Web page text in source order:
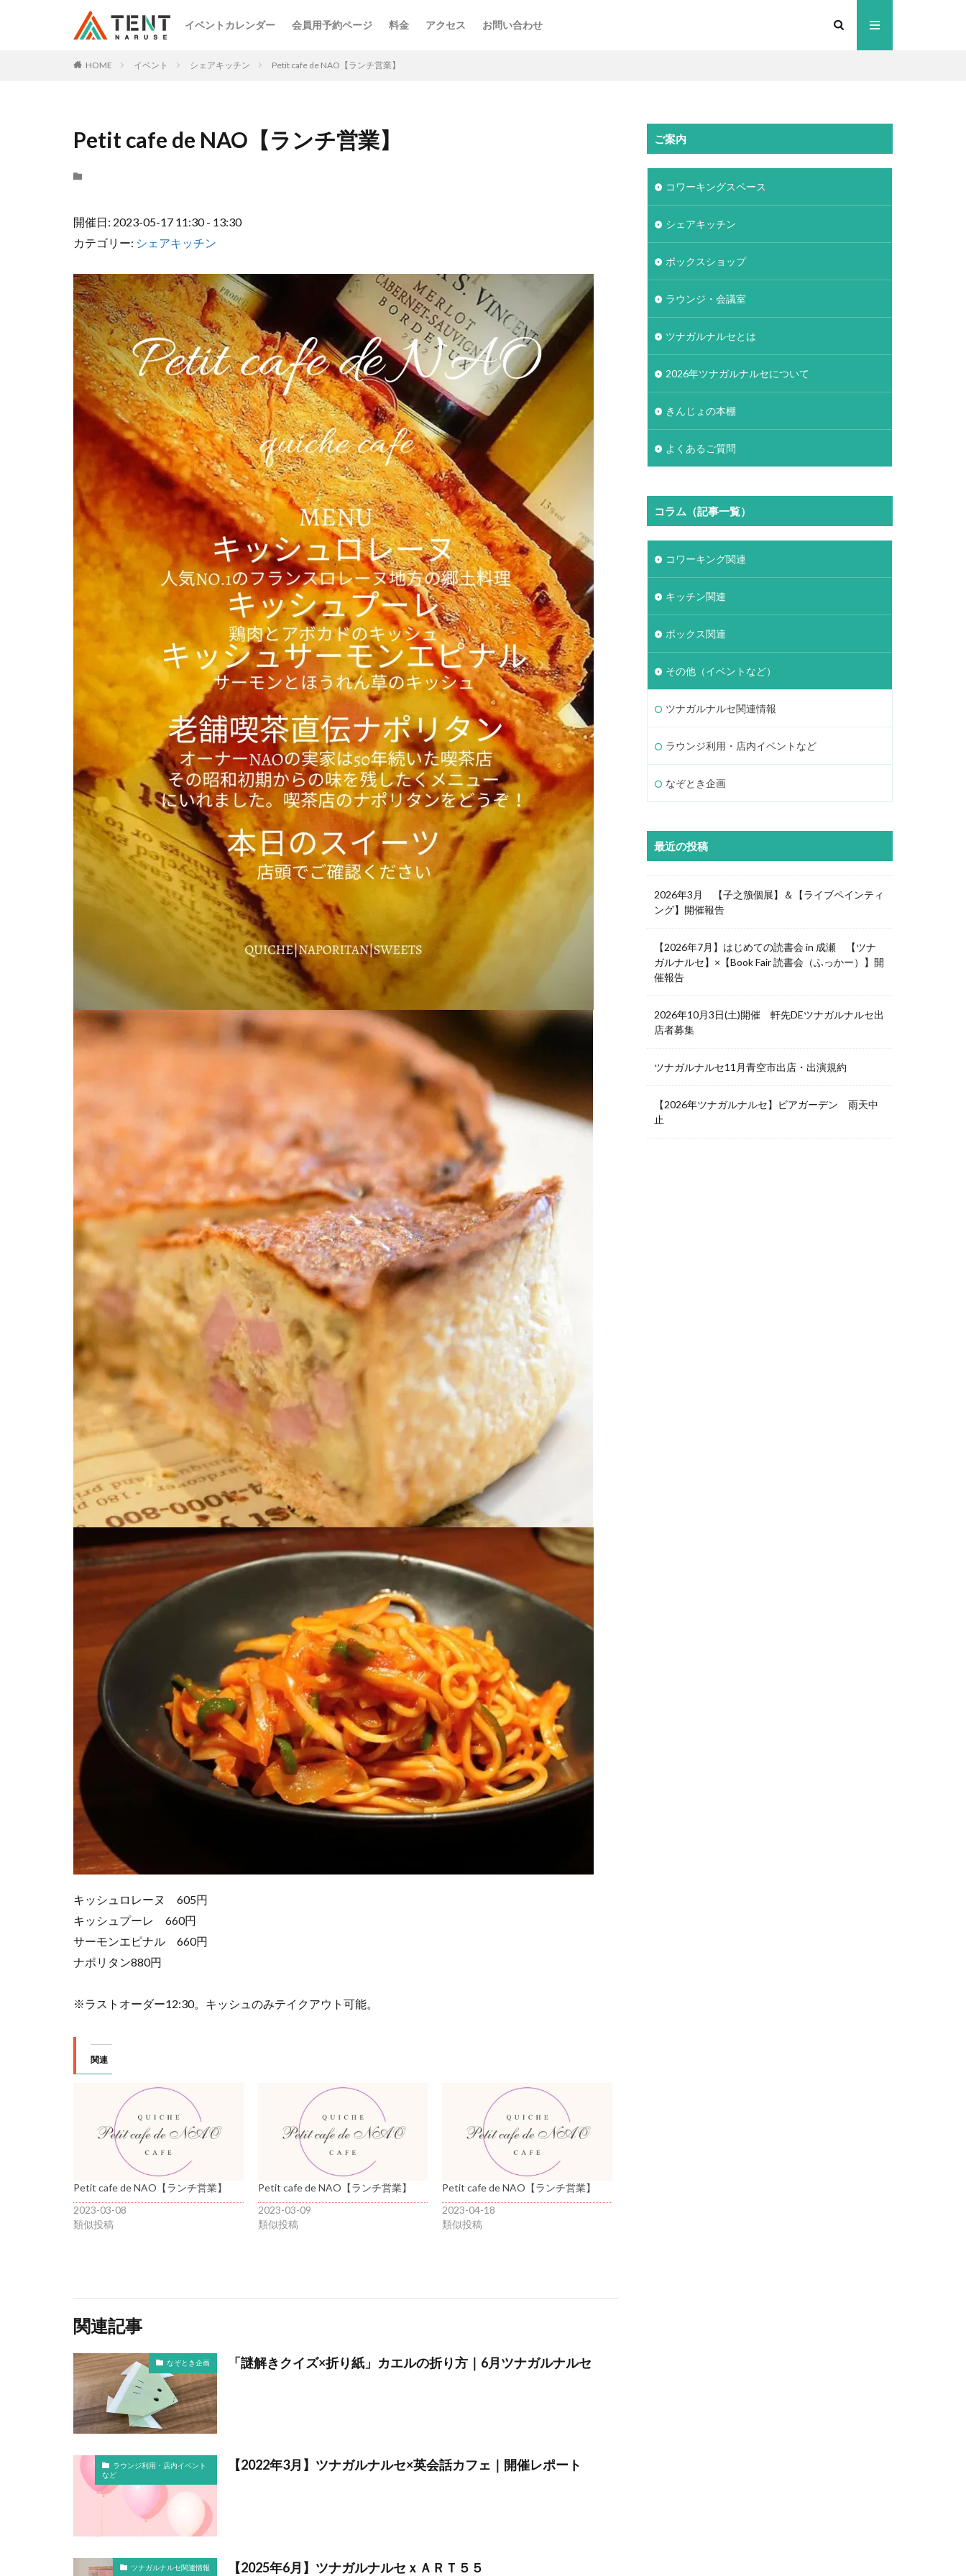
イベントカレンダー 会員用予約ページ 料金 アクセス お問い合わせ
HOME イベント シェアキッチン Petit cafe de NAO【ランチ営業】
Petit cafe de NAO【ランチ営業】
開催日: 2023-05-17 11:30 - 13:30
カテゴリー: シェアキッチン
キッシュロレーヌ 605円
キッシュプーレ 660円
サーモンエピナル 660円
ナポリタン880円
※ラストオーダー12:30。キッシュのみテイクアウト可能。
関連
Petit cafe de NAO【ランチ営業】
2023-03-08
類似投稿
Petit cafe de NAO【ランチ営業】
2023-03-09
類似投稿
Petit cafe de NAO【ランチ営業】
2023-04-18
類似投稿
関連記事
なぞとき企画 「謎解きクイズ×折り紙」カエルの折り方｜6月ツナガルナルセ
ラウンジ利用・店内イベント
など
【2022年3月】ツナガルナルセ×英会話カフェ｜開催レポート
ツナガルナルセ関連情報 【2025年6月】ツナガルナルセｘＡＲＴ５５
ご案内
コワーキングスペース
シェアキッチン
ボックスショップ
ラウンジ・会議室
ツナガルナルセとは
2026年ツナガルナルセについて
きんじょの本棚
よくあるご質問
コラム（記事一覧）
コワーキング関連
キッチン関連
ボックス関連
その他（イベントなど）
ツナガルナルセ関連情報
ラウンジ利用・店内イベントなど
なぞとき企画
最近の投稿
2026年3月 【子之籏個展】＆【ライブペインティ
ング】開催報告
【2026年7月】はじめての読書会 in 成瀬 【ツナ
ガルナルセ】×【Book Fair 読書会（ふっかー）】開
催報告
2026年10月3日(土)開催 軒先DEツナガルナルセ出
店者募集
ツナガルナルセ11月青空市出店・出演規約
【2026年ツナガルナルセ】ビアガーデン 雨天中
止